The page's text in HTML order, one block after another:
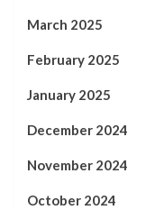
March 2025
February 2025
January 2025
December 2024
November 2024
October 2024